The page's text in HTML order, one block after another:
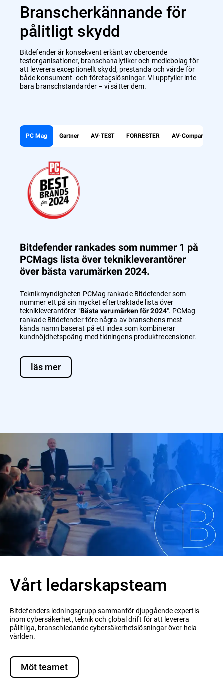
Branscherkännande för
pålitligt skydd
Bitdefender är konsekvent erkänt av oberoende
testorganisationer, branschanalytiker och mediebolag för
att leverera exceptionellt skydd, prestanda och värde för
både konsument- och företagslösningar. Vi uppfyller inte
bara branschstandarder – vi sätter dem.
PC Mag Gartner AV-TEST FORRESTER AV-Comparatives
Bitdefender rankades som nummer 1 på
PCMags lista över teknikleverantörer
över bästa varumärken 2024.
Teknikmyndigheten PCMag rankade Bitdefender som
nummer ett på sin mycket eftertraktade lista över
teknikleverantörer "Bästa varumärken för 2024". PCMag
rankade Bitdefender före några av branschens mest
kända namn baserat på ett index som kombinerar
kundnöjdhetspoäng med tidningens produktrecensioner.
läs mer
Vårt ledarskapsteam
Bitdefenders ledningsgrupp sammanför djupgående expertis
inom cybersäkerhet, teknik och global drift för att leverera
pålitliga, branschledande cybersäkerhetslösningar över hela
världen.
Möt teamet